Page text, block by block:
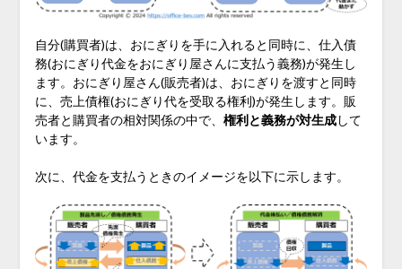
自分(購買者)は、おにぎりを手に入れると同時に、仕入債
務(おにぎり代金をおにぎり屋さんに支払う義務)が発生し
ます。おにぎり屋さん(販売者)は、おにぎりを渡すと同時
に、売上債権(おにぎり代を受取る権利)が発生します。販
売者と購買者の相対関係の中で、 権利と義務が対生成して
います。
次に、代金を支払うときのイメージを以下に示します。